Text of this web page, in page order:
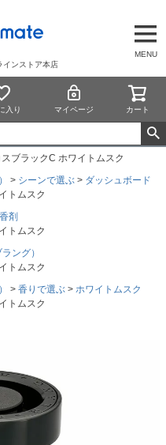
MENU
インストア本店
入り マイページ カート
ブラックC ホワイトムスク
シーンで選ぶ
ダッシュボード
トムスク
剤
トムスク
ング）
トムスク
香りで選ぶ
ホワイトムスク
トムスク